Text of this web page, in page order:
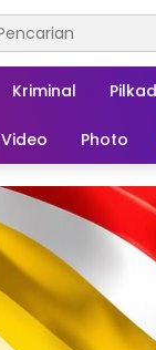
Kriminal
Video Photo